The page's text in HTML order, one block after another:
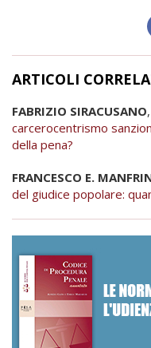
ARTICOLI
FABRIZIO SIRACUSANO,
carcerocentrismo
della pena?
FRANCESCO E.
del giudice popolare: